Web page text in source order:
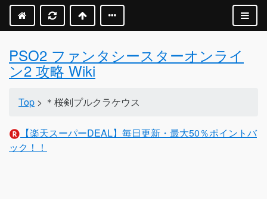
PSO2 ファンタシースターオンライ
ン2 攻略 Wiki
Top > ＊桜剣プルクラケウス
【楽天スーパーDEAL】毎日更新・最大50％ポイントバ
ック！！